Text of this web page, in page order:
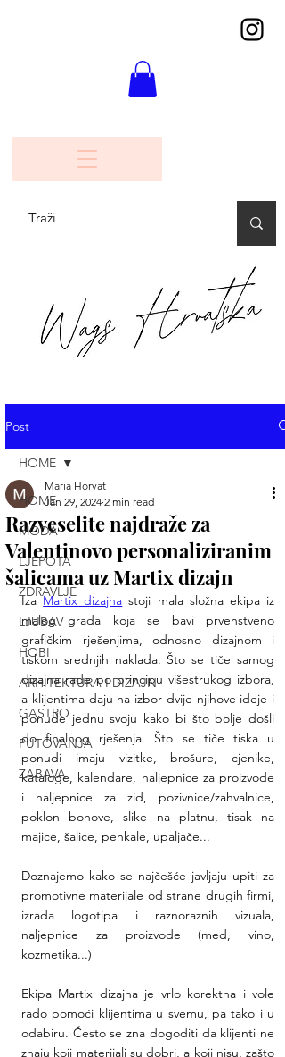
Post
HOME
MODA
LJEPOTA
ZDRAVLJE
LJUBAV
HOBI
ARHITEKTURA I DIZAJN
GASTRO
PUTOVANJA
ZABAVA
HOME
Razveselite najdraže za
Valentinovo personaliziranim
šalicama uz Martix dizajn
Maria Horvat
Jan 29, 2024 2 min read
Iza Martix dizajna stoji mala složna ekipa iz
malog grada koja se bavi prvenstveno
grafičkim rješenjima, odnosno dizajnom i
tiskom srednjih naklada. Što se tiče samog
dizajna rade po principu višestrukog izbora,
a klijentima daju na izbor dvije njihove ideje i
ponude jednu svoju kako bi što bolje došli
do finalnog rješenja. Što se tiče tiska u
ponudi imaju vizitke, brošure, cjenike,
kataloge, kalendare, naljepnice za proizvode
i naljepnice za zid, pozivnice/zahvalnice,
poklon bonove, slike na platnu, tisak na
majice, šalice, penkale, upaljače...
Doznajemo kako se najčešće javljaju upiti za
promotivne materijale od strane drugih firmi,
izrada logotipa i raznoraznih vizuala,
naljepnice za proizvode (med, vino,
kozmetika...)
Ekipa Martix dizajna je vrlo korektna i vole
rado pomoći klijentima u svemu, pa tako i u
odabiru. Često se zna dogoditi da klijenti ne
znaju koji materijali su dobri, a koji nisu, zašto